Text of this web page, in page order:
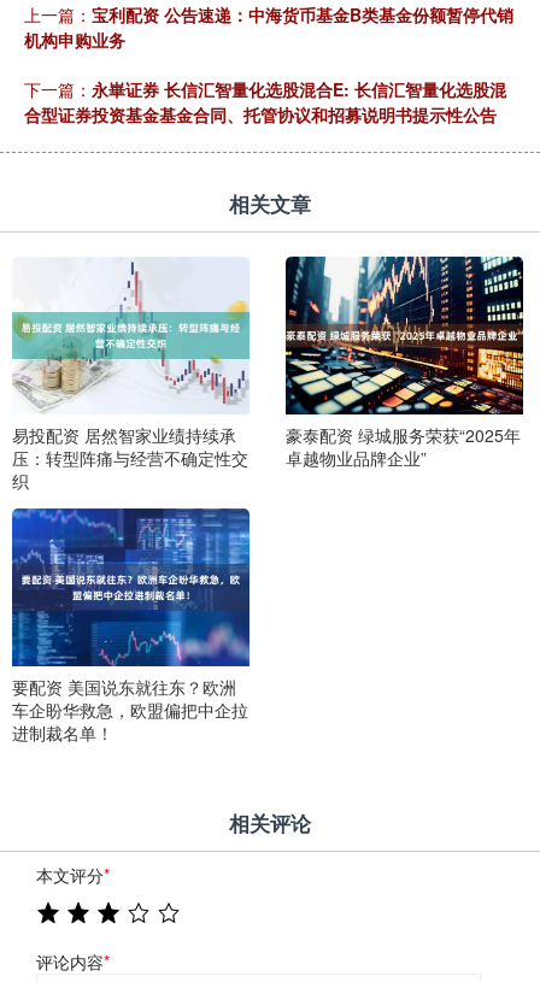
上一篇： 宝利配资 公告速递：中海货币基金B类基金份额暂停代销
机构申购业务
下一篇： 永崋证券 长信汇智量化选股混合E: 长信汇智量化选股混
合型证券投资基金基金合同、托管协议和招募说明书提示性公告
相关文章
易投配资 居然智家业绩持续承
压：转型阵痛与经营不确定性交
织
豪泰配资 绿城服务荣获“2025年
卓越物业品牌企业”
要配资 美国说东就往东？欧洲
车企盼华救急，欧盟偏把中企拉
进制裁名单！
相关评论
本文评分*
评论内容*